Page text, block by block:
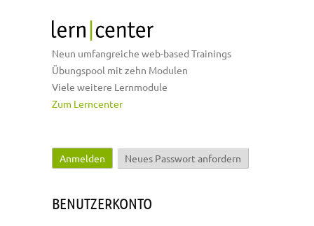
Neun umfangreiche web-based Trainings
Übungspool mit zehn Modulen
Viele weitere Lernmodule
Zum Lerncenter
Haupt-Reiter
Anmelden (aktiver Reiter)
Neues Passwort anfordern
BENUTZERKONTO